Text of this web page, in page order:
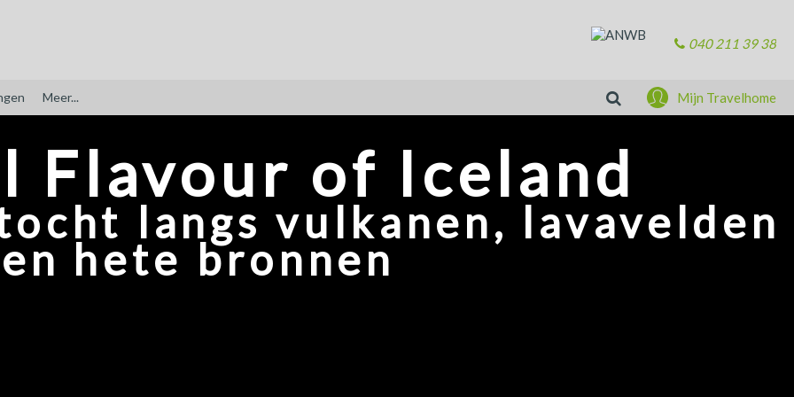
040 211 39 38
Meer... Zoeken Mijn Travelhome
Flavour of Iceland
langs vulkanen, lavavelden
en hete bronnen